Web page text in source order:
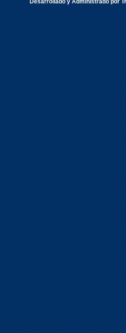
Desarrollado y Administrado por